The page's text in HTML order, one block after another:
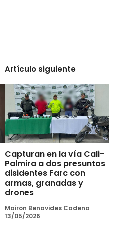
Artículo siguiente
Capturan en la vía Cali-
Palmira a dos presuntos
disidentes Farc con
armas, granadas y
drones
Mairon Benavides Cadena
13/05/2026